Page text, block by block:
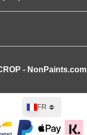
- NonPaints.com
Langue
FR